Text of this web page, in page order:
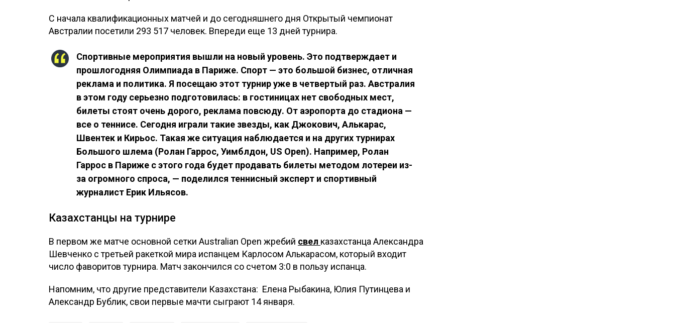
С начала квалификационных матчей и до сегодняшнего дня Открытый чемпионат
Австралии посетили 293 517 человек. Впереди еще 13 дней турнира.
Спортивные мероприятия вышли на новый уровень. Это подтверждает и
прошлогодняя Олимпиада в Париже. Спорт — это большой бизнес, отличная
реклама и политика. Я посещаю этот турнир уже в четвертый раз. Австралия
в этом году серьезно подготовилась: в гостиницах нет свободных мест,
билеты стоят очень дорого, реклама повсюду. От аэропорта до стадиона —
все о теннисе. Сегодня играли такие звезды, как Джокович, Алькарас,
Швентек и Кирьос. Такая же ситуация наблюдается и на других турнирах
Большого шлема (Ролан Гаррос, Уимблдон, US Open). Например, Ролан
Гаррос в Париже с этого года будет продавать билеты методом лотереи из-
за огромного спроса, — поделился теннисный эксперт и спортивный
журналист Ерик Ильясов.
Казахстанцы на турнире
В первом же матче основной сетки Australian Open жребий свел казахстанца Александра
Шевченко с третьей ракеткой мира испанцем Карлосом Алькарасом, который входит
число фаворитов турнира. Матч закончился со счетом 3:0 в пользу испанца.
Напомним, что другие представители Казахстана: Елена Рыбакина, Юлия Путинцева и
Александр Бублик, свои первые мачти сыграют 14 января.